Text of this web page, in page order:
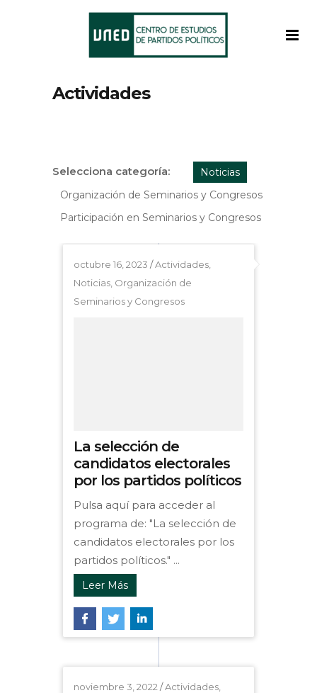
Actividades
Selecciona categoría:
Noticias
Organización de Seminarios y Congresos
Participación en Seminarios y Congresos
octubre 16, 2023 /Actividades
Noticias Organización de
Seminarios y Congresos
La selección de
candidatos electorales
por los partidos políticos
Pulsa aquí para acceder al
programa de: "La selección de
candidatos electorales por los
partidos políticos." ...
Leer Más
noviembre 3, 2022 /Actividades